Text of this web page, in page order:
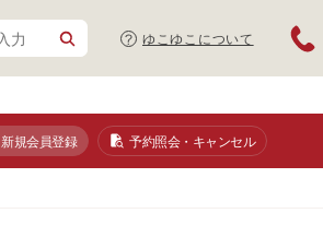
ゆこゆこについて
新規会員登録 予約照会・キャンセル